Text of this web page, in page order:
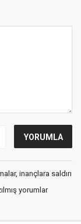
inançlara saldırı
yorumlar